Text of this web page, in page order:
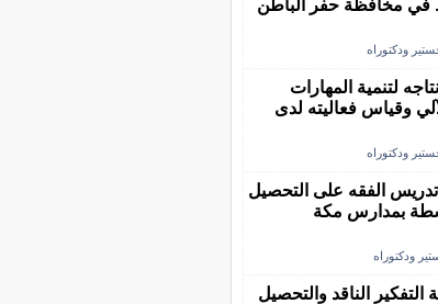
مخافظة حفر الباطن
ودكتوراه
لتنمية المهارات
وقياس فعاليته لدى
ودكتوراه
الفقه على التحصيل
بمدارس مكة
ودكتوراه
الناقد والتحصيل